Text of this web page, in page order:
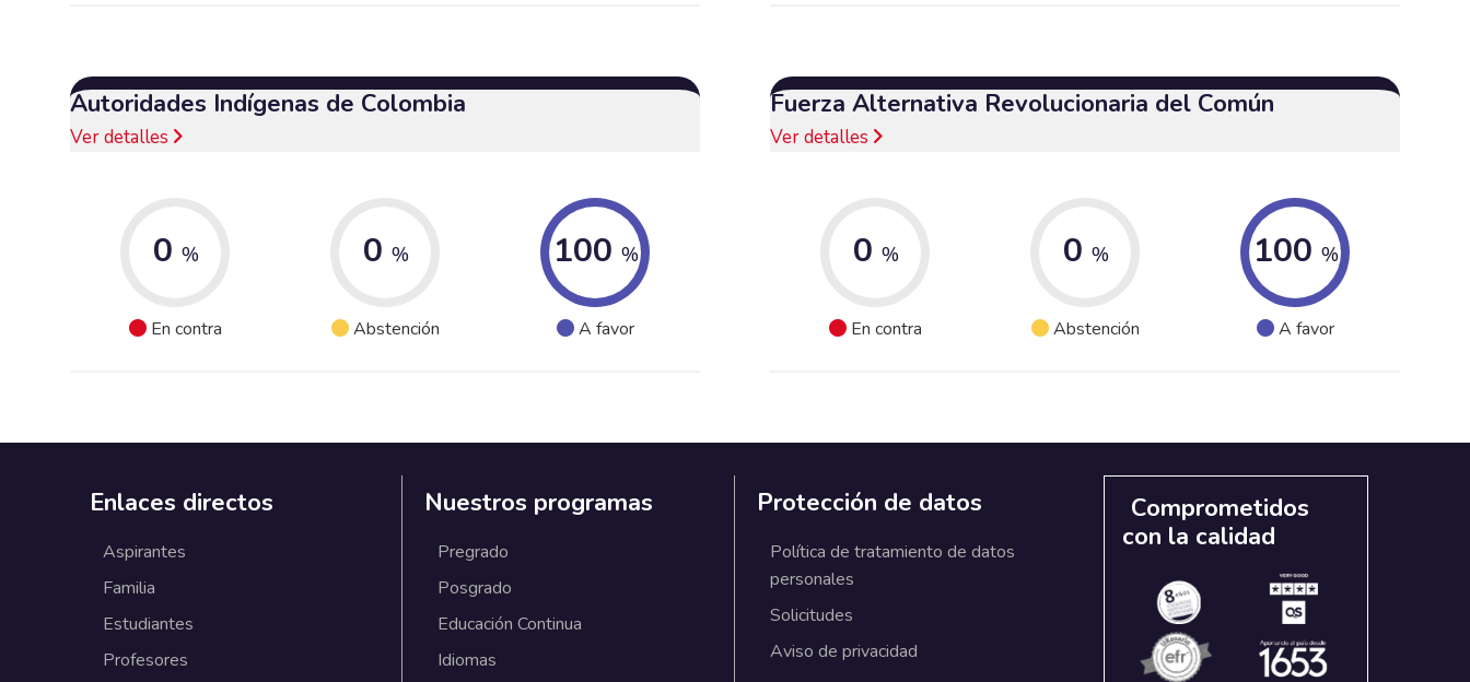
Autoridades Indígenas de Colombia
Ver detalles
0 %
En contra
0 %
Abstención
100 %
A favor
Fuerza Alternativa Revolucionaria del Común
Ver detalles
0 %
En contra
0 %
Abstención
100 %
A favor
Enlaces directos
Aspirantes
Familia
Estudiantes
Profesores
Nuestros programas
Pregrado
Posgrado
Educación Continua
Idiomas
Protección de datos
Política de tratamiento de datos
personales
Solicitudes
Aviso de privacidad
Comprometidos
con la calidad